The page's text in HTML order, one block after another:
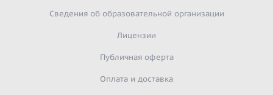
Сведения об образовательной организации
Лицензии
Публичная оферта
Оплата и доставка